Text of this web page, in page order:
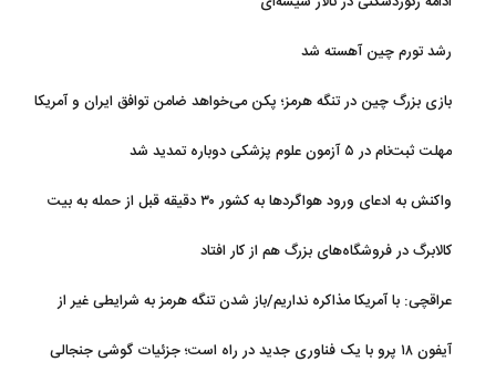
رشد تورم چین آهسته شد
بازی بزرگ چین در تنگه هرمز؛ پکن می‌خواهد ضامن توافق ایران و آمریکا
مهلت ثبت‌نام در ۵ آزمون علوم پزشکی دوباره تمدید شد
واکنش به ادعای ورود هواگردها به کشور ۳۰ دقیقه قبل از حمله به بیت
رهبری
کالابرگ در فروشگاه‌های بزرگ هم از کار افتاد
عراقچی: با آمریکا مذاکره نداریم/باز شدن تنگه هرمز به شرایطی غیر از
تفاهم با عمان مرتبط است
آیفون ۱۸ پرو با یک فناوری جدید در راه است؛ جزئیات گوشی جنجالی